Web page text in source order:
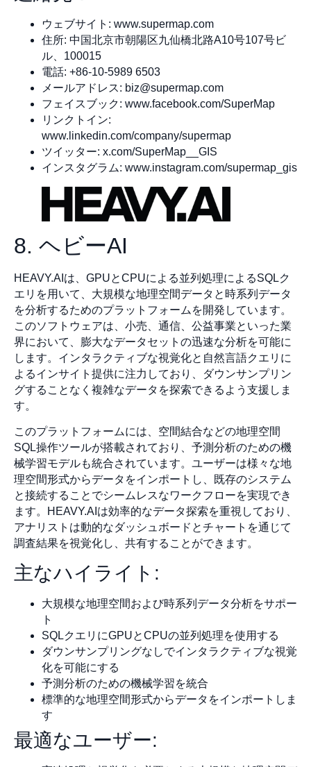
ウェブサイト: www.supermap.com
住所: 中国北京市朝陽区九仙橋北路A10号107号ビ
ル、100015
電話: +86-10-5989 6503
メールアドレス: biz@supermap.com
フェイスブック: www.facebook.com/SuperMap
リンクトイン:
www.linkedin.com/company/supermap
ツイッター: x.com/SuperMap__GIS
インスタグラム: www.instagram.com/supermap_gis
8. ヘビーAI
HEAVY.AIは、GPUとCPUによる並列処理によるSQLク
エリを用いて、大規模な地理空間データと時系列データ
を分析するためのプラットフォームを開発しています。
このソフトウェアは、小売、通信、公益事業といった業
界において、膨大なデータセットの迅速な分析を可能に
します。インタラクティブな視覚化と自然言語クエリに
よるインサイト提供に注力しており、ダウンサンプリン
グすることなく複雑なデータを探索できるよう支援しま
す。
このプラットフォームには、空間結合などの地理空間
SQL操作ツールが搭載されており、予測分析のための機
械学習モデルも統合されています。ユーザーは様々な地
理空間形式からデータをインポートし、既存のシステム
と接続することでシームレスなワークフローを実現でき
ます。HEAVY.AIは効率的なデータ探索を重視しており、
アナリストは動的なダッシュボードとチャートを通じて
調査結果を視覚化し、共有することができます。
主なハイライト:
大規模な地理空間および時系列データ分析をサポー
ト
SQLクエリにGPUとCPUの並列処理を使用する
ダウンサンプリングなしでインタラクティブな視覚
化を可能にする
予測分析のための機械学習を統合
標準的な地理空間形式からデータをインポートしま
す
最適なユーザー: